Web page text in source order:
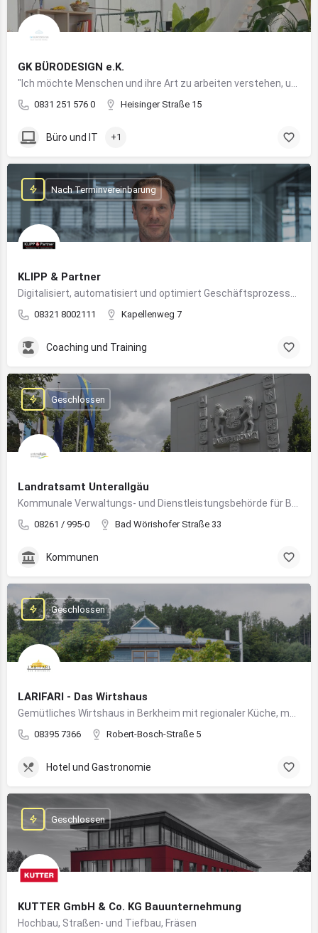
GK BÜRODESIGN e.K.
0831 251 576 0 Heisinger Straße 15
Büro und IT +1
KLIPP & Partner
08321 8002111 Kapellenweg 7
Nach Terminvereinbarung
Coaching und Training
Landratsamt Unterallgäu
08261 / 995-0 Bad Wörishofer Straße 33
Geschlossen
Kommunen
LARIFARI - Das Wirtshaus
08395 7366 Robert-Bosch-Straße 5
Geschlossen
Hotel und Gastronomie
KUTTER GmbH & Co. KG Bauunternehmung
Hochbau, Straßen- und Tiefbau, Fräsen
Geschlossen